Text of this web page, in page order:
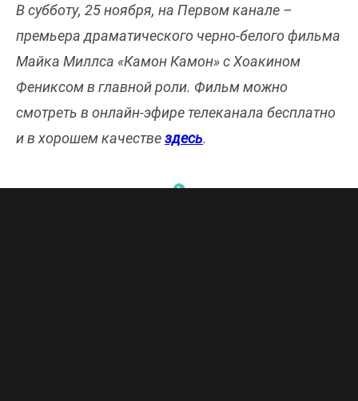
В субботу, 25 ноября, на Первом канале –
премьера драматического черно-белого фильма
Майка Миллса «Камон Камон» с Хоакином
Фениксом в главной роли. Фильм можно
смотреть в онлайн-эфире телеканала бесплатно
и в хорошем качествездесь.